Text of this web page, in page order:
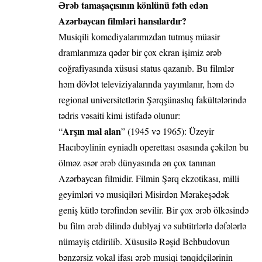
Ərəb tamaşaçısının könlünü fəth edən
Azərbaycan filmləri hansılardır?
Musiqili komediyalarımızdan tutmuş müasir
dramlarımıza qədər bir çox ekran işimiz ərəb
coğrafiyasında xüsusi status qazanıb. Bu filmlər
həm dövlət televiziyalarında yayımlanır, həm də
regional universitetlərin Şərqşünaslıq fakültələrində
tədris vəsaiti kimi istifadə olunur:
“Arşın mal alan” (1945 və 1965): Üzeyir
Hacıbəylinin eyniadlı operettası əsasında çəkilən bu
ölməz əsər ərəb dünyasında ən çox tanınan
Azərbaycan filmidir. Filmin Şərq ekzotikası, milli
geyimləri və musiqiləri Misirdən Mərakeşədək
geniş kütlə tərəfindən sevilir. Bir çox ərəb ölkəsində
bu film ərəb dilində dublyaj və subtitrlərlə dəfələrlə
nümayiş etdirilib. Xüsusilə Rəşid Behbudovun
bənzərsiz vokal ifası ərəb musiqi tənqidçilərinin